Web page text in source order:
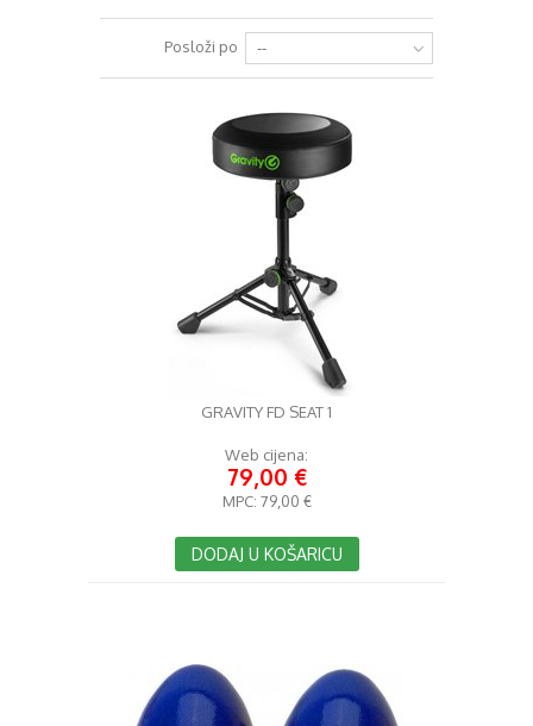
+
+
KLAVIJATURE
Posloži po --
GRAVITY FD SEAT 1
Web cijena:
79,00 €
MPC: 79,00 €
DODAJ U KOŠARICU